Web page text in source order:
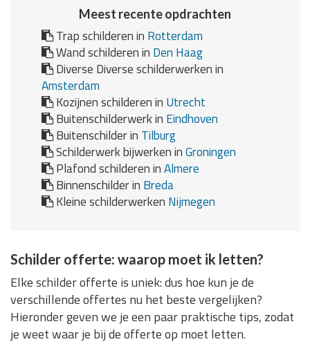
Meest recente opdrachten
Trap schilderen in Rotterdam
Wand schilderen in Den Haag
Diverse Diverse schilderwerken in
Amsterdam
Kozijnen schilderen in Utrecht
Buitenschilderwerk in Eindhoven
Buitenschilder in Tilburg
Schilderwerk bijwerken inGroningen
Plafond schilderen inAlmere
Binnenschilder in Breda
Kleine schilderwerken Nijmegen
Schilder offerte: waarop moet ik letten?
Elke schilder offerte is uniek: dus hoe kun je de
verschillende offertes nu het beste vergelijken?
Hieronder geven we je een paar praktische tips, zodat
je weet waar je bij de offerte op moet letten.